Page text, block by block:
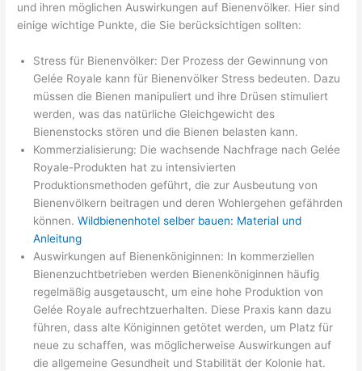
und ihren möglichen Auswirkungen auf Bienenvölker. Hier sind
einige wichtige Punkte, die Sie berücksichtigen sollten:
Stress für Bienenvölker: Der Prozess der Gewinnung von
Gelée Royale kann für Bienenvölker Stress bedeuten. Dazu
müssen die Bienen manipuliert und ihre Drüsen stimuliert
werden, was das natürliche Gleichgewicht des
Bienenstocks stören und die Bienen belasten kann.
Kommerzialisierung: Die wachsende Nachfrage nach Gelée
Royale-Produkten hat zu intensivierten
Produktionsmethoden geführt, die zur Ausbeutung von
Bienenvölkern beitragen und deren Wohlergehen gefährden
können.Wildbienenhotel selber bauen: Material und
Anleitung
Auswirkungen auf Bienenköniginnen: In kommerziellen
Bienenzuchtbetrieben werden Bienenköniginnen häufig
regelmäßig ausgetauscht, um eine hohe Produktion von
Gelée Royale aufrechtzuerhalten. Diese Praxis kann dazu
führen, dass alte Königinnen getötet werden, um Platz für
neue zu schaffen, was möglicherweise Auswirkungen auf
die allgemeine Gesundheit und Stabilität der Kolonie hat.